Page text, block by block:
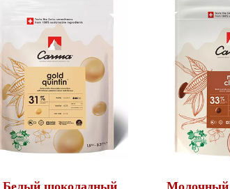
Белый шоколадный
Молочный